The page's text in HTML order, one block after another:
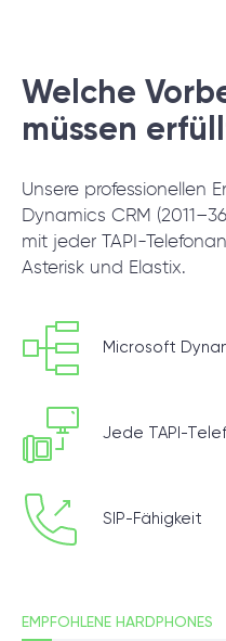
Welche
müssen
Unsere professionellen
Dynamics CRM
mit jeder TAPI-
Asterisk und Elastix.
Microsoft
Jede TAPI-
SIP-Fähigkeit
EMPFOHLENE HARDPHONES